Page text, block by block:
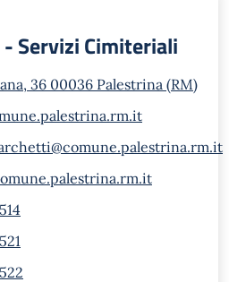
- Servizi Cimiteriali
36 00036 Palestrina (RM)